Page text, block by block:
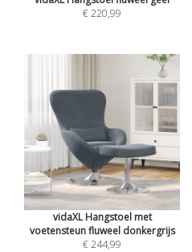
€ 220,99
vidaXL Hangstoel met
voetensteun fluweel donkergrijs
€ 244,99